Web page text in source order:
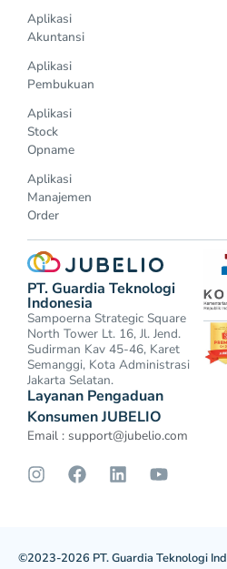
Aplikasi
Akuntansi
Aplikasi
Pembukuan
Aplikasi
Stock
Opname
Aplikasi
Manajemen
Order
PT. Guardia Teknologi
Indonesia
Sampoerna Strategic Square
North Tower Lt. 16, Jl. Jend.
Sudirman Kav 45-46, Karet
Semanggi, Kota Administrasi
Jakarta Selatan.
Layanan Pengaduan
Konsumen JUBELIO
Email : support@jubelio.com
©2023-2026 PT. Guardia Teknologi